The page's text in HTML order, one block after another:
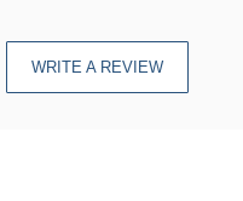
WRITE A REVIEW